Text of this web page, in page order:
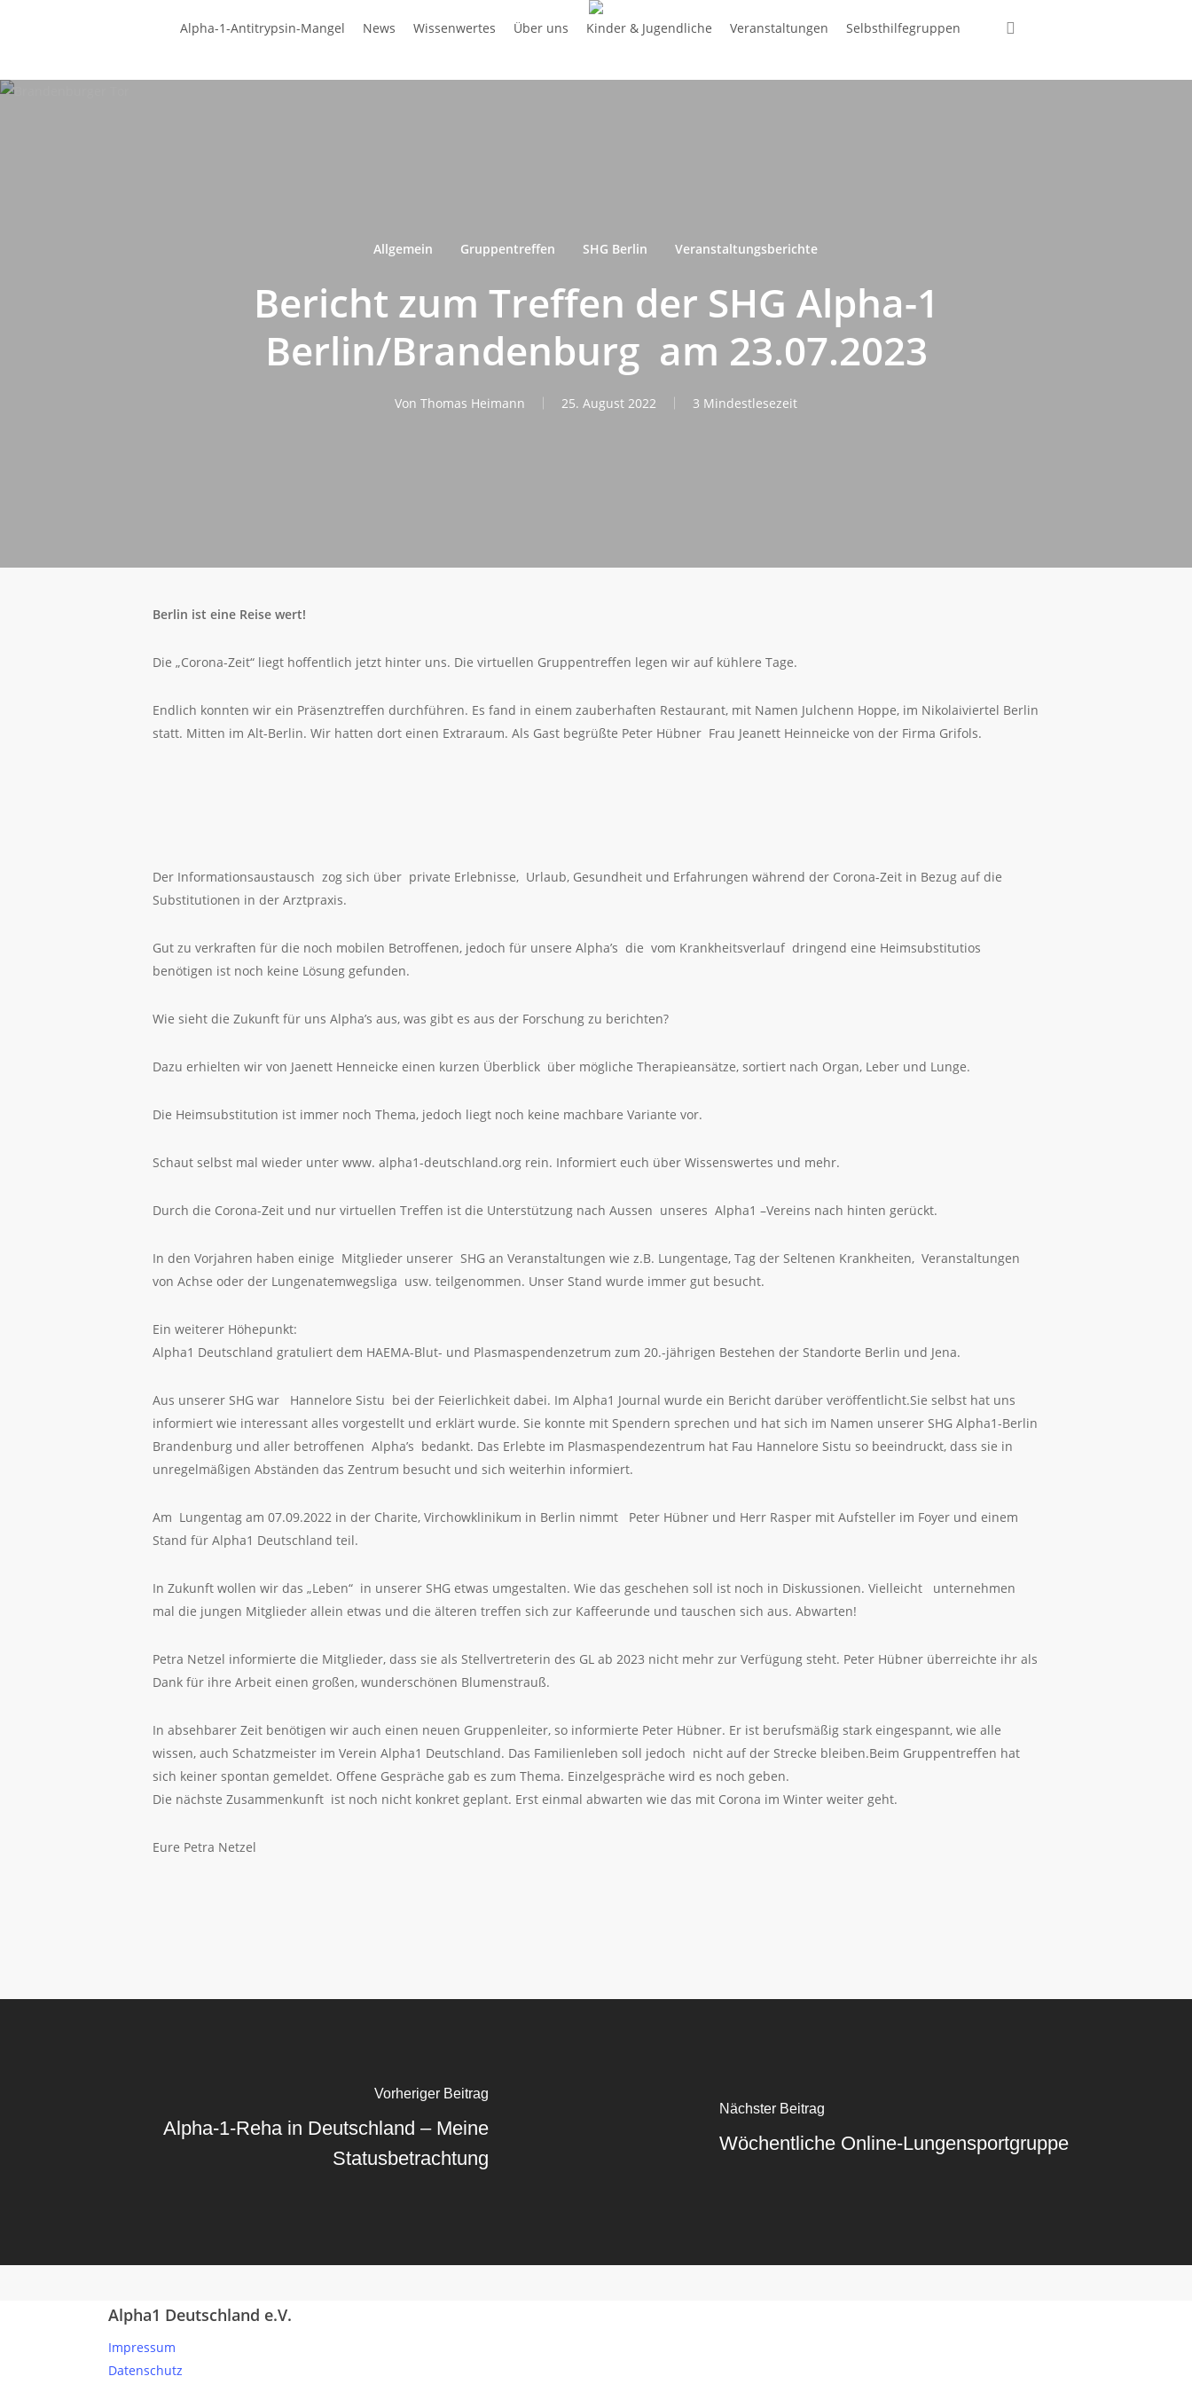
Alpha-1-Antitrypsin-Mangel News Wissenwertes Über uns Kinder & Jugendliche Veranstaltungen Selbsthilfegruppen
Allgemein Gruppentreffen SHG Berlin Veranstaltungsberichte
Bericht zum Treffen der SHG Alpha-1
Berlin/Brandenburg am 23.07.2023
Von Thomas Heimann 25. August 2022 3 Mindestlesezeit
Berlin ist eine Reise wert!
Die „Corona-Zeit“ liegt hoffentlich jetzt hinter uns. Die virtuellen Gruppentreffen legen wir auf kühlere Tage.
Endlich konnten wir ein Präsenztreffen durchführen. Es fand in einem zauberhaften Restaurant, mit Namen Julchenn Hoppe, im Nikolaiviertel Berlin
statt. Mitten im Alt-Berlin. Wir hatten dort einen Extraraum. Als Gast begrüßte Peter Hübner Frau Jeanett Heinneicke von der Firma Grifols.
Der Informationsaustausch zog sich über private Erlebnisse, Urlaub, Gesundheit und Erfahrungen während der Corona-Zeit in Bezug auf die
Substitutionen in der Arztpraxis.
Gut zu verkraften für die noch mobilen Betroffenen, jedoch für unsere Alpha’s die vom Krankheitsverlauf dringend eine Heimsubstitutios
benötigen ist noch keine Lösung gefunden.
Wie sieht die Zukunft für uns Alpha’s aus, was gibt es aus der Forschung zu berichten?
Dazu erhielten wir von Jaenett Henneicke einen kurzen Überblick über mögliche Therapieansätze, sortiert nach Organ, Leber und Lunge.
Die Heimsubstitution ist immer noch Thema, jedoch liegt noch keine machbare Variante vor.
Schaut selbst mal wieder unter www. alpha1-deutschland.org rein. Informiert euch über Wissenswertes und mehr.
Durch die Corona-Zeit und nur virtuellen Treffen ist die Unterstützung nach Aussen unseres Alpha1 –Vereins nach hinten gerückt.
In den Vorjahren haben einige Mitglieder unserer SHG an Veranstaltungen wie z.B. Lungentage, Tag der Seltenen Krankheiten, Veranstaltungen
von Achse oder der Lungenatemwegsliga usw. teilgenommen. Unser Stand wurde immer gut besucht.
Ein weiterer Höhepunkt:
Alpha1 Deutschland gratuliert dem HAEMA-Blut- und Plasmaspendenzetrum zum 20.-jährigen Bestehen der Standorte Berlin und Jena.
Aus unserer SHG war Hannelore Sistu bei der Feierlichkeit dabei. Im Alpha1 Journal wurde ein Bericht darüber veröffentlicht.Sie selbst hat uns
informiert wie interessant alles vorgestellt und erklärt wurde. Sie konnte mit Spendern sprechen und hat sich im Namen unserer SHG Alpha1-Berlin
Brandenburg und aller betroffenen Alpha’s bedankt. Das Erlebte im Plasmaspendezentrum hat Fau Hannelore Sistu so beeindruckt, dass sie in
unregelmäßigen Abständen das Zentrum besucht und sich weiterhin informiert.
Am Lungentag am 07.09.2022 in der Charite, Virchowklinikum in Berlin nimmt Peter Hübner und Herr Rasper mit Aufsteller im Foyer und einem
Stand für Alpha1 Deutschland teil.
In Zukunft wollen wir das „Leben“ in unserer SHG etwas umgestalten. Wie das geschehen soll ist noch in Diskussionen. Vielleicht unternehmen
mal die jungen Mitglieder allein etwas und die älteren treffen sich zur Kaffeerunde und tauschen sich aus. Abwarten!
Petra Netzel informierte die Mitglieder, dass sie als Stellvertreterin des GL ab 2023 nicht mehr zur Verfügung steht. Peter Hübner überreichte ihr als
Dank für ihre Arbeit einen großen, wunderschönen Blumenstrauß.
In absehbarer Zeit benötigen wir auch einen neuen Gruppenleiter, so informierte Peter Hübner. Er ist berufsmäßig stark eingespannt, wie alle
wissen, auch Schatzmeister im Verein Alpha1 Deutschland. Das Familienleben soll jedoch nicht auf der Strecke bleiben.Beim Gruppentreffen hat
sich keiner spontan gemeldet. Offene Gespräche gab es zum Thema. Einzelgespräche wird es noch geben.
Die nächste Zusammenkunft ist noch nicht konkret geplant. Erst einmal abwarten wie das mit Corona im Winter weiter geht.
Eure Petra Netzel
Vorheriger Beitrag
Alpha-1-Reha in Deutschland – Meine
Statusbetrachtung
Nächster Beitrag
Wöchentliche Online-Lungensportgruppe
Alpha1 Deutschland e.V.
Impressum
Datenschutz